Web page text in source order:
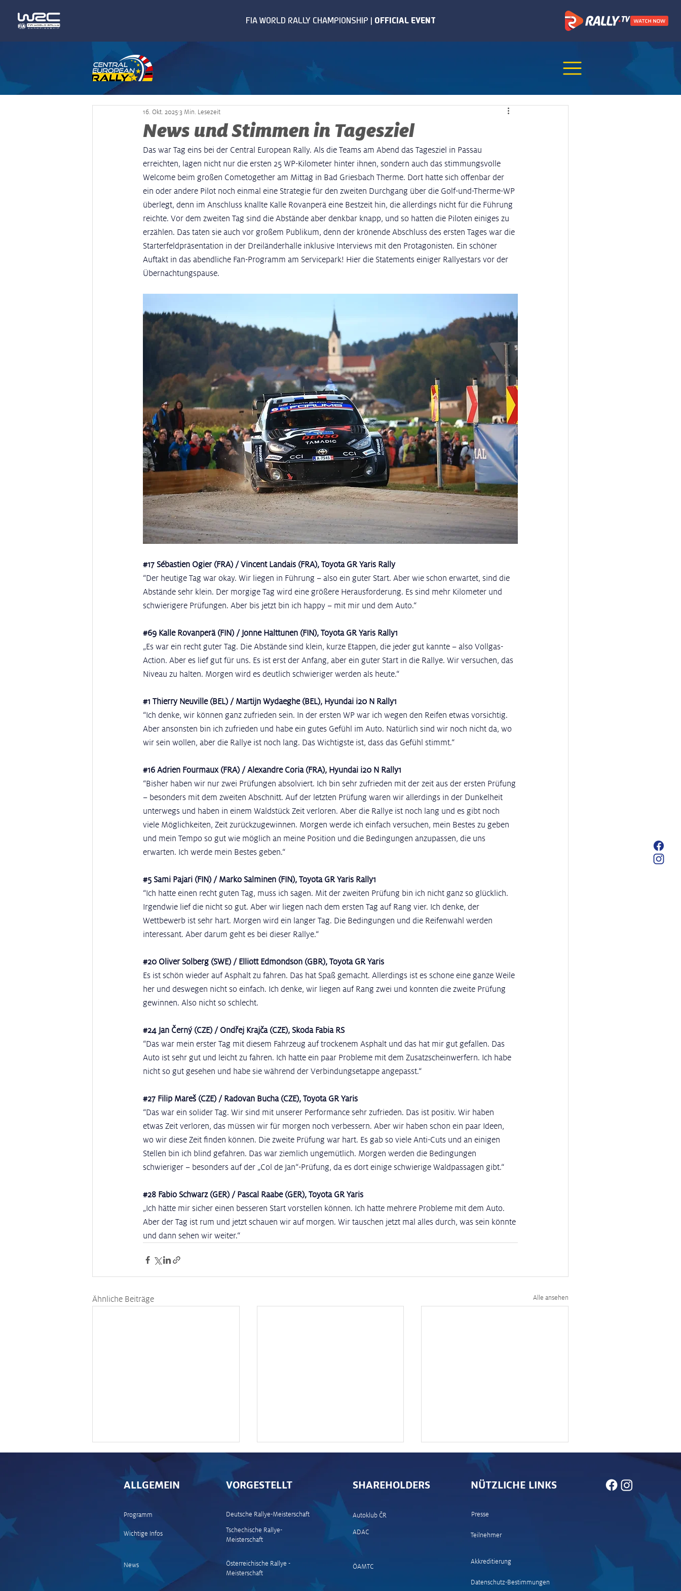
News und Stimmen in Tagesziel
16. Okt. 2025 3 Min. Lesezeit
Das war Tag eins bei der Central European Rally. Als die Teams am Abend das Tagesziel in Passau
erreichten, lagen nicht nur die ersten 25 WP-Kilometer hinter ihnen, sondern auch das stimmungsvolle
Welcome beim großen Cometogether am Mittag in Bad Griesbach Therme. Dort hatte sich offenbar der
ein oder andere Pilot noch einmal eine Strategie für den zweiten Durchgang über die Golf-und-Therme-WP
überlegt, denn im Anschluss knallte Kalle Rovanperä eine Bestzeit hin, die allerdings nicht für die Führung
reichte. Vor dem zweiten Tag sind die Abstände aber denkbar knapp, und so hatten die Piloten einiges zu
erzählen. Das taten sie auch vor großem Publikum, denn der krönende Abschluss des ersten Tages war die
Starterfeldpräsentation in der Dreiländerhalle inklusive Interviews mit den Protagonisten. Ein schöner
Auftakt in das abendliche Fan-Programm am Servicepark! Hier die Statements einiger Rallyestars vor der
Übernachtungspause.
#17 Sébastien Ogier (FRA) / Vincent Landais (FRA), Toyota GR Yaris Rally
“Der heutige Tag war okay. Wir liegen in Führung – also ein guter Start. Aber wie schon erwartet, sind die
Abstände sehr klein. Der morgige Tag wird eine größere Herausforderung. Es sind mehr Kilometer und
schwierigere Prüfungen. Aber bis jetzt bin ich happy – mit mir und dem Auto.“
#69 Kalle Rovanperä (FIN) / Jonne Halttunen (FIN), Toyota GR Yaris Rally1
„Es war ein recht guter Tag. Die Abstände sind klein, kurze Etappen, die jeder gut kannte – also Vollgas-
Action. Aber es lief gut für uns. Es ist erst der Anfang, aber ein guter Start in die Rallye. Wir versuchen, das
Niveau zu halten. Morgen wird es deutlich schwieriger werden als heute.“
#1 Thierry Neuville (BEL) / Martijn Wydaeghe (BEL), Hyundai i20 N Rally1
“Ich denke, wir können ganz zufrieden sein. In der ersten WP war ich wegen den Reifen etwas vorsichtig.
Aber ansonsten bin ich zufrieden und habe ein gutes Gefühl im Auto. Natürlich sind wir noch nicht da, wo
wir sein wollen, aber die Rallye ist noch lang. Das Wichtigste ist, dass das Gefühl stimmt.“
#16 Adrien Fourmaux (FRA) / Alexandre Coria (FRA), Hyundai i20 N Rally1
“Bisher haben wir nur zwei Prüfungen absolviert. Ich bin sehr zufrieden mit der zeit aus der ersten Prüfung
– besonders mit dem zweiten Abschnitt. Auf der letzten Prüfung waren wir allerdings in der Dunkelheit
unterwegs und haben in einem Waldstück Zeit verloren. Aber die Rallye ist noch lang und es gibt noch
viele Möglichkeiten, Zeit zurückzugewinnen. Morgen werde ich einfach versuchen, mein Bestes zu geben
und mein Tempo so gut wie möglich an meine Position und die Bedingungen anzupassen, die uns
erwarten. Ich werde mein Bestes geben.“
#5 Sami Pajari (FIN) / Marko Salminen (FIN), Toyota GR Yaris Rally1
“Ich hatte einen recht guten Tag, muss ich sagen. Mit der zweiten Prüfung bin ich nicht ganz so glücklich.
Irgendwie lief die nicht so gut. Aber wir liegen nach dem ersten Tag auf Rang vier. Ich denke, der
Wettbewerb ist sehr hart. Morgen wird ein langer Tag. Die Bedingungen und die Reifenwahl werden
interessant. Aber darum geht es bei dieser Rallye.“
#20 Oliver Solberg (SWE) / Elliott Edmondson (GBR), Toyota GR Yaris
Es ist schön wieder auf Asphalt zu fahren. Das hat Spaß gemacht. Allerdings ist es schone eine ganze Weile
her und deswegen nicht so einfach. Ich denke, wir liegen auf Rang zwei und konnten die zweite Prüfung
gewinnen. Also nicht so schlecht.
#24 Jan Černý (CZE) / Ondřej Krajča (CZE), Skoda Fabia RS
“Das war mein erster Tag mit diesem Fahrzeug auf trockenem Asphalt und das hat mir gut gefallen. Das
Auto ist sehr gut und leicht zu fahren. Ich hatte ein paar Probleme mit dem Zusatzscheinwerfern. Ich habe
nicht so gut gesehen und habe sie während der Verbindungsetappe angepasst.“
#27 Filip Mareš (CZE) / Radovan Bucha (CZE), Toyota GR Yaris
“Das war ein solider Tag. Wir sind mit unserer Performance sehr zufrieden. Das ist positiv. Wir haben
etwas Zeit verloren, das müssen wir für morgen noch verbessern. Aber wir haben schon ein paar Ideen,
wo wir diese Zeit finden können. Die zweite Prüfung war hart. Es gab so viele Anti-Cuts und an einigen
Stellen bin ich blind gefahren. Das war ziemlich ungemütlich. Morgen werden die Bedingungen
schwieriger – besonders auf der „Col de Jan“-Prüfung, da es dort einige schwierige Waldpassagen gibt.“
#28 Fabio Schwarz (GER) / Pascal Raabe (GER), Toyota GR Yaris
„Ich hätte mir sicher einen besseren Start vorstellen können. Ich hatte mehrere Probleme mit dem Auto.
Aber der Tag ist rum und jetzt schauen wir auf morgen. Wir tauschen jetzt mal alles durch, was sein könnte
und dann sehen wir weiter.“
Ähnliche Beiträge Alle ansehen
Kalle Rovanperä siegt bei der
News und Stimmen Ziel
Wichtige Infos Teilnehmer
Akkreditierung
Datenschutz-Bestimmungen
Programm
News
Autoklub ČR
ADAC
ÖAMTC
Deutsche Rallye-Meisterschaft
Tschechische Rallye-
Meisterschaft
Österreichische Rallye -
Meisterschaft
Presse
ALLGEMEIN SHAREHOLDERS
VORGESTELLT NÜTZLICHE LINKS